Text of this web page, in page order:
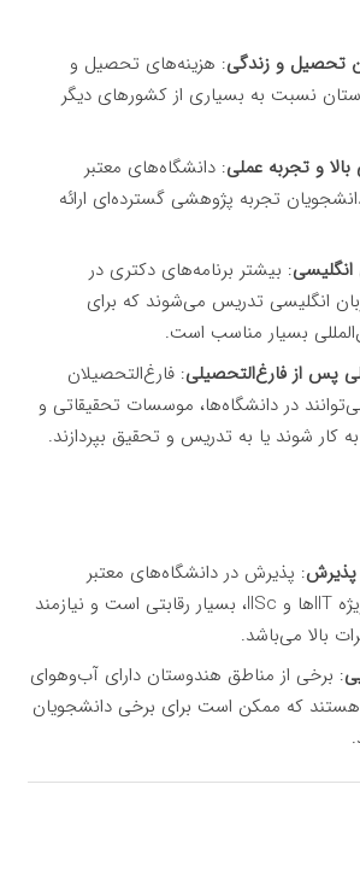
تحصیل و زندگی: هزینه‌های تحصیل و
نسبت به بسیاری از کشورهای دیگر
و تجربه عملی: دانشگاه‌های معتبر
تجربه پژوهشی گسترده‌ای ارائه
: بیشتر برنامه‌های دکتری در
انگلیسی تدریس می‌شوند که برای
بسیار مناسب است.
پس از فارغ‌التحصیلی: فارغ‌التحصیلان
در دانشگاه‌ها، موسسات تحقیقاتی و
کار شوند یا به تدریس و تحقیق بپردازند.
پذیرش: پذیرش در دانشگاه‌های معتبر
هندوستان، به‌ویژه IITها و IISc، بسیار رقابتی است و نیازمند
بالا می‌باشد.
: برخی از مناطق هندوستان دارای آب‌وهوای
که ممکن است برای برخی دانشجویان